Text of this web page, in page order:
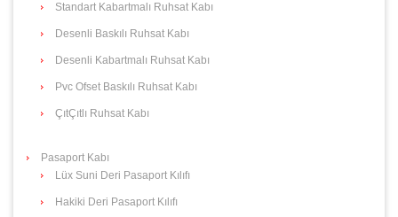
Standart Kabartmalı Ruhsat Kabı
Desenli Baskılı Ruhsat Kabı
Desenli Kabartmalı Ruhsat Kabı
Pvc Ofset Baskılı Ruhsat Kabı
ÇıtÇıtlı Ruhsat Kabı
Pasaport Kabı
Lüx Suni Deri Pasaport Kılıfı
Hakiki Deri Pasaport Kılıfı